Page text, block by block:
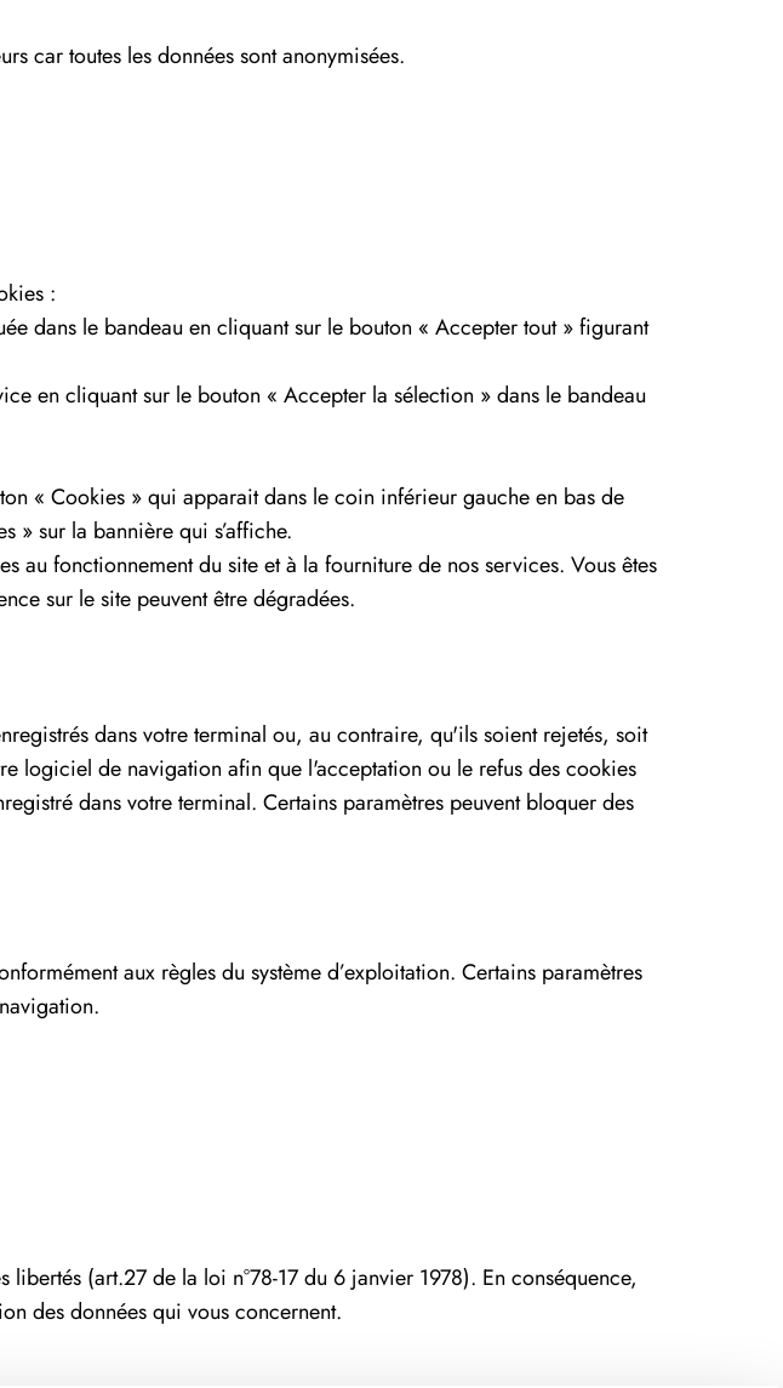
car toutes les données sont anonymisées.
:
dans le bandeau en cliquant sur le bouton « Accepter tout » figurant
en cliquant sur le bouton « Accepter la sélection » dans le bandeau
« Cookies » qui apparait dans le coin inférieur gauche en bas de
» sur la bannière qui s’affiche.
au fonctionnement du site et à la fourniture de nos services. Vous êtes
sur le site peuvent être dégradées.
dans votre terminal ou, au contraire, qu'ils soient rejetés, soit
logiciel de navigation afin que l'acceptation ou le refus des cookies
dans votre terminal. Certains paramètres peuvent bloquer des
aux règles du système d’exploitation. Certains paramètres
(art.27 de la loi n°78-17 du 6 janvier 1978). En conséquence,
des données qui vous concernent.